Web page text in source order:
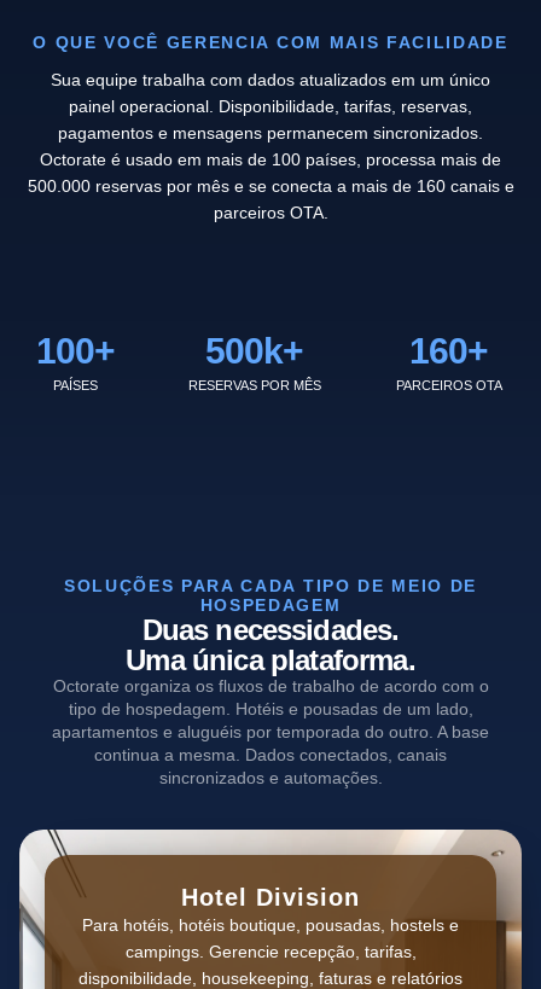
O QUE VOCÊ GERENCIA COM MAIS FACILIDADE
Sua equipe trabalha com dados atualizados em um único
painel operacional. Disponibilidade, tarifas, reservas,
pagamentos e mensagens permanecem sincronizados.
Octorate é usado em mais de 100 países, processa mais de
500.000 reservas por mês e se conecta a mais de 160 canais e
parceiros OTA.
PAÍSES
100+
RESERVAS POR MÊS
500k+
PARCEIROS OTA
160+
SOLUÇÕES PARA CADA TIPO DE MEIO DE
HOSPEDAGEM
Duas necessidades.
Uma única plataforma.
Octorate organiza os fluxos de trabalho de acordo com o
tipo de hospedagem. Hotéis e pousadas de um lado,
apartamentos e aluguéis por temporada do outro. A base
continua a mesma. Dados conectados, canais
sincronizados e automações.
Hotel Division
Para hotéis, hotéis boutique, pousadas, hostels e
campings. Gerencie recepção, tarifas,
disponibilidade, housekeeping, faturas e relatórios